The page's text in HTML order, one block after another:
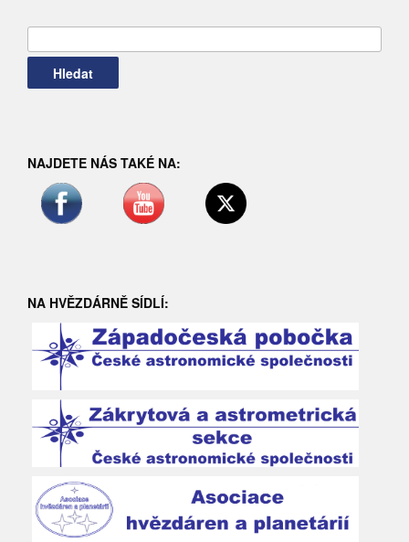
NAJDETE NÁS TAKÉ NA:
NA HVĚZDÁRNĚ SÍDLÍ: